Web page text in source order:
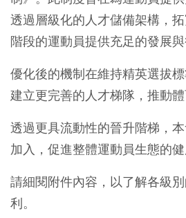
透過層級化的人才儲備架構，
階段的運動員提供充足的發展與
優化後的機制在維持精英選拔
建立更完善的人才梯隊，推動體
透過更具流動性的晉升階梯，
加入，促進整體運動員生態的健
請細閱附件內容，以了解各級
利。